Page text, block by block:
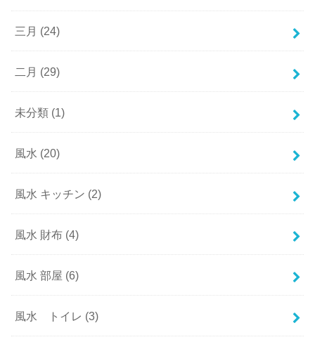
三月 (24)
二月 (29)
未分類 (1)
風水 (20)
風水 キッチン (2)
風水 財布 (4)
風水 部屋 (6)
風水 トイレ (3)